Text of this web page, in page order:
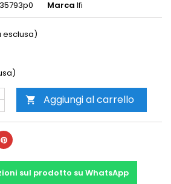
Marca Ifi
esclusa)
 Aggiungi al carrello
sul prodotto su WhatsApp